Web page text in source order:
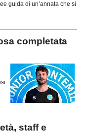
guida di un’annata che si
completata
staff e